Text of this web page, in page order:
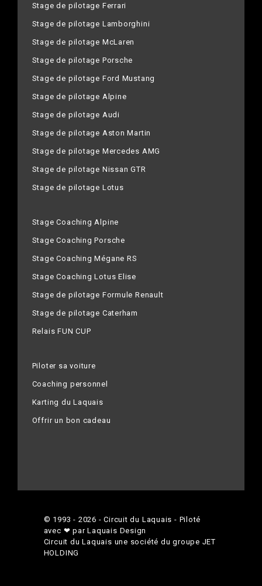
Stage de pilotage Ferrari
Stage de pilotage Lamborghini
Stage de pilotage McLaren
Stage de pilotage Porsche
Stage de pilotage Ford Mustang
Stage de pilotage Alpine
Stage de pilotage Audi
Stage de pilotage Aston Martin
Stage de pilotage Mercedes AMG
Stage de pilotage Nissan GTR
Stage de pilotage Lotus
Stage Coaching Alpine
Stage Coaching Porsche
Stage Coaching Mégane RS
Stage Coaching Lotus Elise
Stage de pilotage Formule Renault
Stage de pilotage Caterham
Relais FUN CUP
Piloter sa voiture
Coaching personnel
Karting du Laquais
Offrir un bon cadeau
© 1993 - 2026 - Circuit du Laquais - Piloté
avec ❤ par Laquais Design
Circuit du Laquais une société du groupe JET
HOLDING